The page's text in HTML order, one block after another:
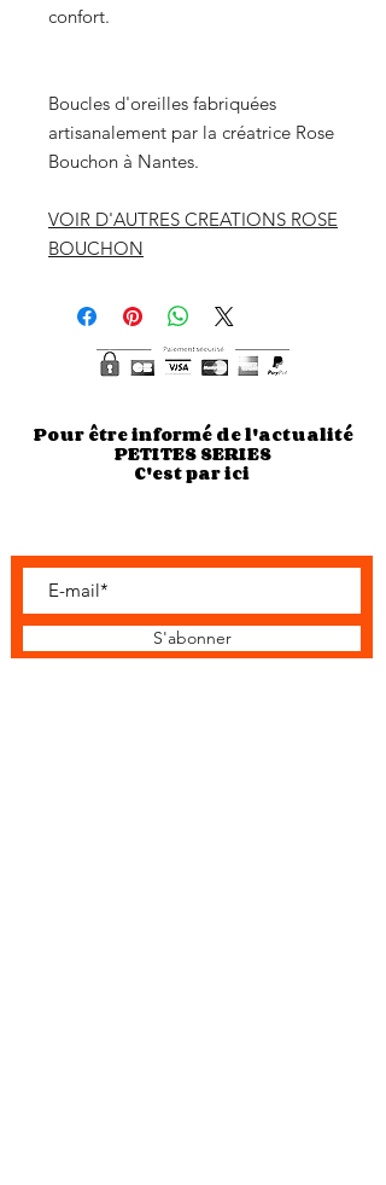
confort.
Boucles d'oreilles fabriquées
artisanalement par la créatrice Rose
Bouchon à Nantes.
VOIR D'AUTRES CREATIONS ROSE
BOUCHON
Pour être informé de l'actualité
PETITES SERIES
C'est par ici
S'abonner